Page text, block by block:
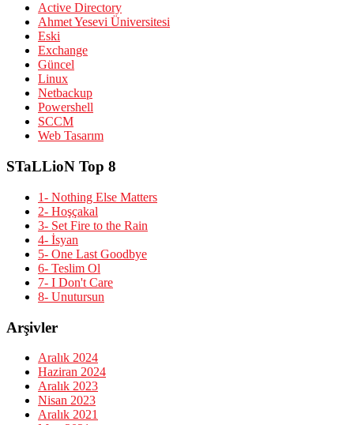
Active Directory
Ahmet Yesevi Üniversitesi
Eski
Exchange
Güncel
Linux
Netbackup
Powershell
SCCM
Web Tasarım
STaLLioN Top 8
1- Nothing Else Matters
2- Hoşçakal
3- Set Fire to the Rain
4- İsyan
5- One Last Goodbye
6- Teslim Ol
7- I Don't Care
8- Unutursun
Arşivler
Aralık 2024
Haziran 2024
Aralık 2023
Nisan 2023
Aralık 2021